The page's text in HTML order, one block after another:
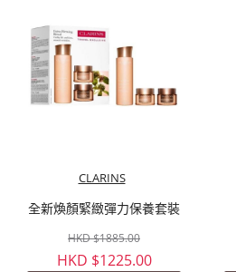
CLARINS
全新煥顏緊緻彈力保養套裝
HKD $1885.00
HKD $1225.00